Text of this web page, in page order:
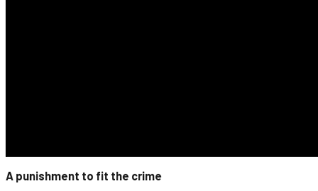
A punishment to fit the crime